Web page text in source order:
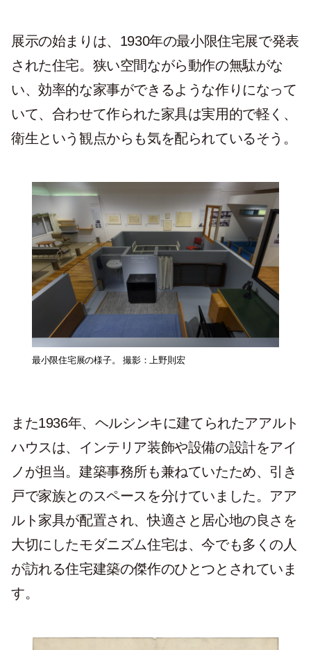
展示の始まりは、1930年の最小限住宅展で発表
された住宅。狭い空間ながら動作の無駄がな
い、効率的な家事ができるような作りになって
いて、合わせて作られた家具は実用的で軽く、
衛生という観点からも気を配られているそう。
最小限住宅展の様子。 撮影：上野則宏
また1936年、ヘルシンキに建てられたアアルト
ハウスは、インテリア装飾や設備の設計をアイ
ノが担当。建築事務所も兼ねていたため、引き
戸で家族とのスペースを分けていました。アア
ルト家具が配置され、快適さと居心地の良さを
大切にしたモダニズム住宅は、今でも多くの人
が訪れる住宅建築の傑作のひとつとされていま
す。